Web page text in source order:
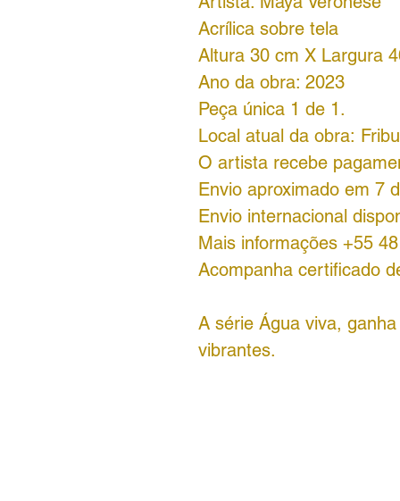
Acrílica sobre tela
Altura 30 cm X Largura
Ano da obra: 2023
Peça única 1 de 1.
Local atual da obra:
O artista recebe
Envio aproximado em 7
Envio internacional
Mais informações +55
Acompanha certificado
A série Água viva,
vibrantes.